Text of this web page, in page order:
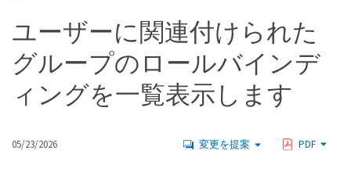
ユーザーに関連付けられた
グループのロールバインデ
ィングを一覧表示します
05/23/2026 変更を提案 PDF